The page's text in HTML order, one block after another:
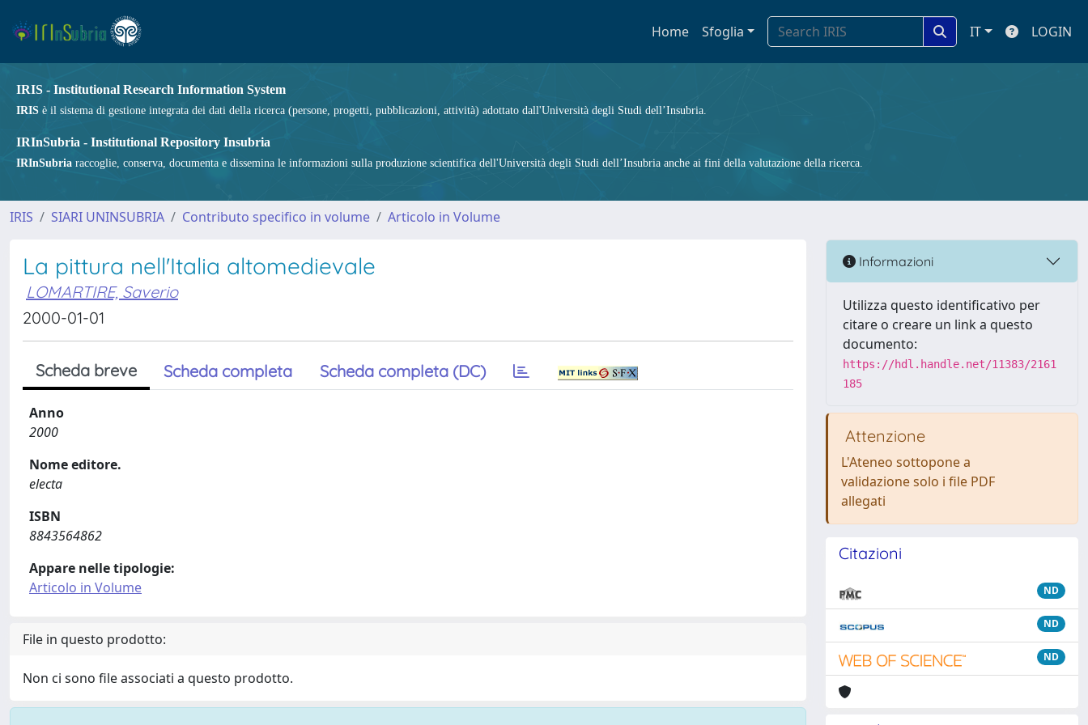
Home Sfoglia IT LOGIN
IRIS - Institutional Research Information System
IRIS è il sistema di gestione integrata dei dati della ricerca (persone, progetti, pubblicazioni, attività) adottato dall'Università degli Studi dell’Insubria.
IRInSubria - Institutional Repository Insubria
IRInSubria raccoglie, conserva, documenta e dissemina le informazioni sulla produzione scientifica dell'Università degli Studi dell’Insubria anche ai fini della valutazione della ricerca.
IRIS SIARI UNINSUBRIA Contributo specifico in volume Articolo in Volume
La pittura nell'Italia altomedievale
LOMARTIRE, Saverio
2000-01-01
Scheda breve Scheda completa Scheda completa (DC)
Anno
2000
Nome editore.
electa
ISBN
8843564862
Appare nelle tipologie:
Articolo in Volume
File in questo prodotto:
Non ci sono file associati a questo prodotto.
Informazioni
Utilizza questo identificativo per
citare o creare un link a questo
documento:
https://hdl.handle.net/11383/2161
185
Attenzione
L'Ateneo sottopone a
validazione solo i file PDF
allegati
Citazioni
ND
ND
ND